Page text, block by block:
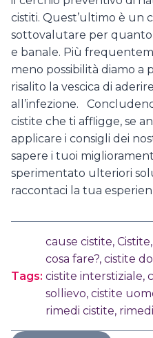
cistiti. Quest’ultimo è un
sottovalutare per quanto
e banale. Più
meno possibilità diamo a
risalito la vescica di
all’infezione.
cistite che ti affligge, se
applicare i consigli dei
sapere i tuoi
sperimentato ulteriori
raccontaci la tua
Tags:
cause cistite, Cistite,
cosa fare?, cistite
cistite interstiziale,
sollievo, cistite
rimedi cistite,